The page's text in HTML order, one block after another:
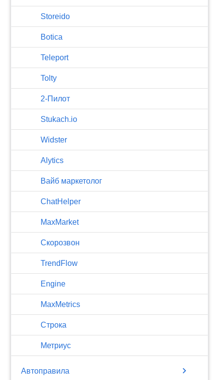
Storeido
Botica
Teleport
Tolty
2-Пилот
Stukach.io
Widster
Alytics
Вайб маркетолог
ChatHelper
MaxMarket
Скорозвон
TrendFlow
Engine
MaxMetrics
Строка
Метриус
Автоправила chevron_right